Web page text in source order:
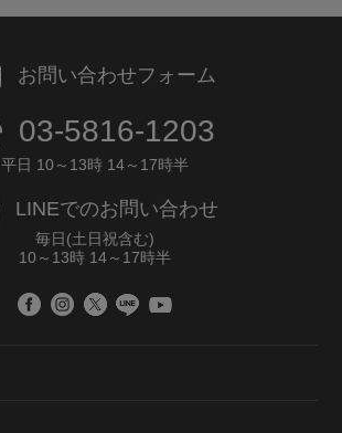
お問い合わせフォーム
03-5816-1203
平日 10～13時 14～17時半
LINEでのお問い合わせ
毎日(土日祝含む)
10～13時 14～17時半